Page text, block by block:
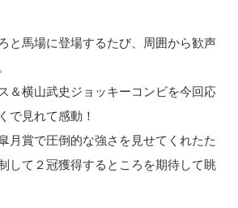
と馬場に登場するたび、周囲から歓声
＆横山武史ジョッキーコンビを今回応
で見れて感動！
月賞で圧倒的な強さを見せてくれたた
して２冠獲得するところを期待して眺